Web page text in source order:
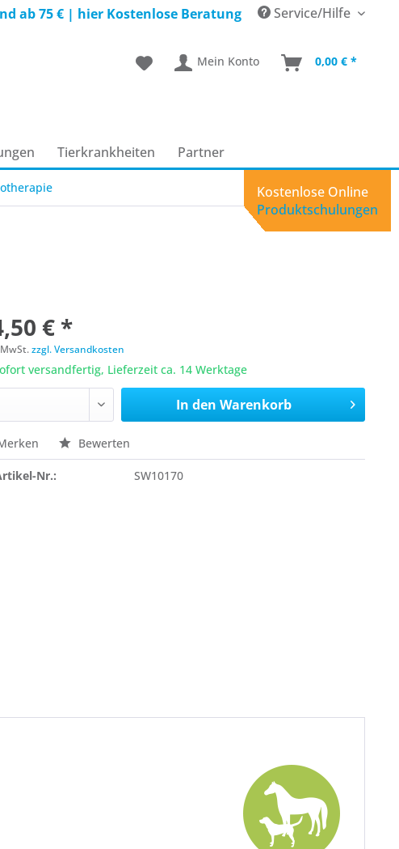
Service/Hilfe
ab 75 € | hier Kostenlose Beratung
Mein Konto 0,00 € *
Tierkrankheiten Partner
€ *
zzgl. Versandkosten
versandfertig, Lieferzeit ca. 14 Werktage
In den Warenkorb
Bewerten
Nr.: SW10170
Kostenlose Online
Produktschulungen